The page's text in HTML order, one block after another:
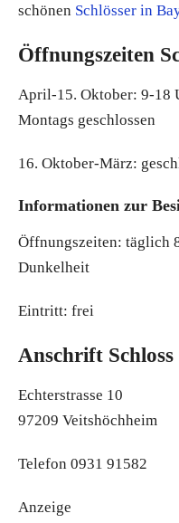
schönen Schlösser in
Öffnungszeiten
April-15. Oktober: 9-18
Montags geschlossen
16. Oktober-März:
Informationen zur
Öffnungszeiten: täglich
Dunkelheit
Eintritt: frei
Anschrift Schloss
Echterstrasse 10
97209 Veitshöchheim
Telefon 0931 91582
Anzeige